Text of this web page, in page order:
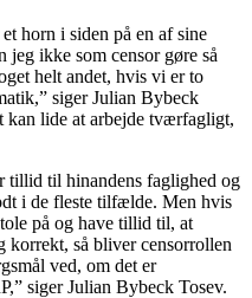
horn i siden på en af sine
jeg ikke som censor gøre så
helt andet, hvis vi er to
siger Julian Bybeck
kan lide at arbejde tværfagligt,
tillid til hinandens faglighed og
i de fleste tilfælde. Men hvis
på og have tillid til, at
korrekt, så bliver censorrollen
ved, om det er
siger Julian Bybeck Tosev.